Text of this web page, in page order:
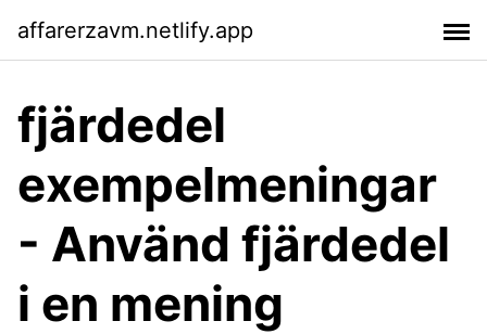
affarerzavm.netlify.app
fjärdedel
exempelmeningar
- Använd fjärdedel
i en mening